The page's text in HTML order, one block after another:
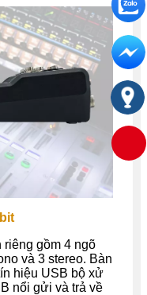
riêng gồm 4 ngõ
và 3 stereo. Bàn
hiệu USB bộ xử
nổi gửi và trả về